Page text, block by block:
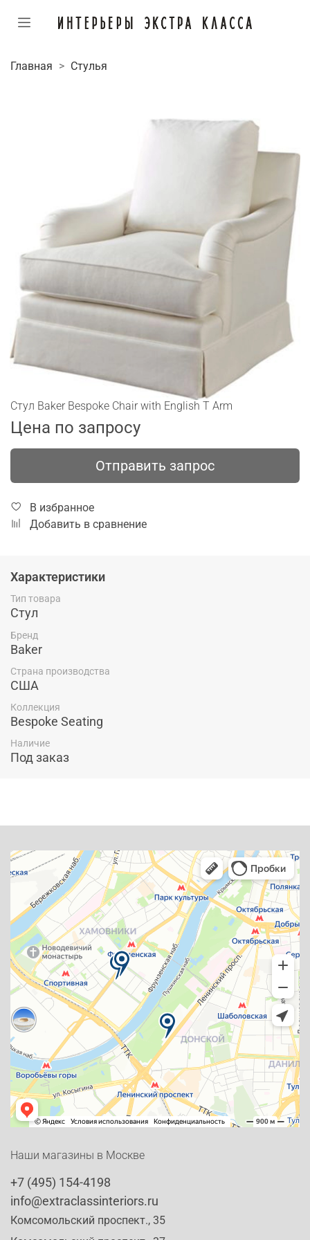
Главная Стулья
Стул Baker Bespoke Chair with English T Arm
Цена по запросу
Отправить запрос
В избранное
Добавить в сравнение
Характеристики
Тип товара
Стул
Бренд
Baker
Страна производства
США
Коллекция
Bespoke Seating
Наличие
Под заказ
Наши магазины в Москве
+7 (495) 154-4198
info@extraclassinteriors.ru
Комсомольский проспект., 35